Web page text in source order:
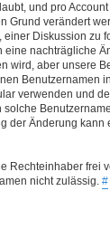
und pro
Grund verändert
Diskussion zu
nachträgliche
wird, aber unsere
Benutzernamen
verwenden und
der Änderung
Rechteinhaber
nicht zulässig. #